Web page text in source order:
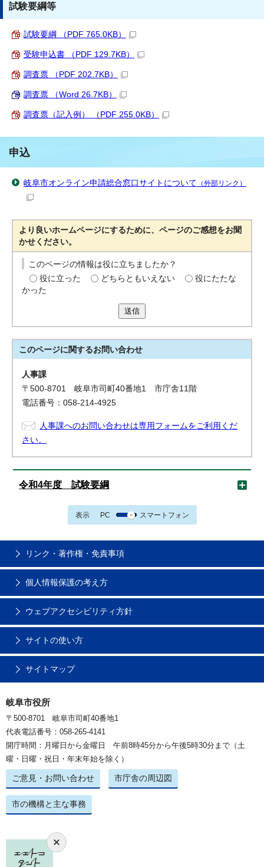
試験要綱等
試験要綱 （PDF 765.0KB）
受験申込書 （PDF 129.7KB）
調査票 （PDF 202.7KB）
調査票 （Word 26.7KB）
調査票（記入例） （PDF 255.0KB）
申込
岐阜市オンライン申請総合窓口サイトについて （外部リンク）
より良いホームページにするために、ページのご感想をお聞
かせください。
このページの情報は役に立ちましたか？
役に立った
どちらともいえない
役にたたな
かった
送信
このページに関するお問い合わせ
人事課
〒500-8701 岐阜市司町40番地1 市庁舎11階
電話番号：058-214-4925
人事課へのお問い合わせは専用フォームをご利用くだ
さい。
令和4年度 試験要綱
表示 PC スマートフォン
リンク・著作権・免責事項
個人情報保護の考え方
ウェブアクセシビリティ方針
サイトの使い方
サイトマップ
岐阜市役所
〒500-8701 岐阜市司町40番地1
代表電話番号：058-265-4141
開庁時間：月曜日から金曜日 午前8時45分から午後5時30分まで（土
曜・日曜・祝日・年末年始を除く）
ご意見・お問い合わせ 市庁舎の周辺図
市の機構と主な事務